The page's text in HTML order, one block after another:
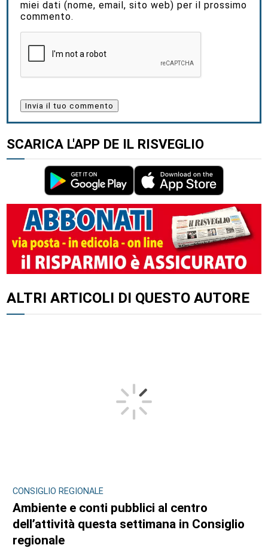
miei dati (nome, email, sito web) per il prossimo
commento.
SCARICA L'APP DE IL RISVEGLIO
ALTRI ARTICOLI DI QUESTO AUTORE
CONSIGLIO REGIONALE
Ambiente e conti pubblici al centro
dell’attività questa settimana in Consiglio
regionale